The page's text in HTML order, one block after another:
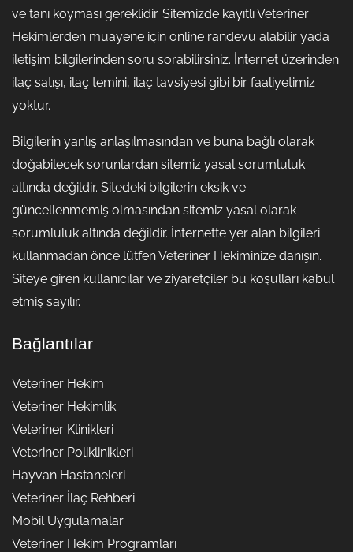
ve tanı koyması gereklidir. Sitemizde kayıtlı Veteriner
Hekimlerden muayene için online randevu alabilir yada
iletişim bilgilerinden soru sorabilirsiniz. İnternet üzerinden
ilaç satışı, ilaç temini, ilaç tavsiyesi gibi bir faaliyetimiz
yoktur.
Bilgilerin yanlış anlaşılmasından ve buna bağlı olarak
doğabilecek sorunlardan sitemiz yasal sorumluluk
altında değildir. Sitedeki bilgilerin eksik ve
güncellenmemiş olmasından sitemiz yasal olarak
sorumluluk altında değildir. İnternette yer alan bilgileri
kullanmadan önce lütfen Veteriner Hekiminize danışın.
Siteye giren kullanıcılar ve ziyaretçiler bu koşulları kabul
etmiş sayılır.
Bağlantılar
Veteriner Hekim
Veteriner Hekimlik
Veteriner Klinikleri
Veteriner Poliklinikleri
Hayvan Hastaneleri
Veteriner İlaç Rehberi
Mobil Uygulamalar
Veteriner Hekim Programları